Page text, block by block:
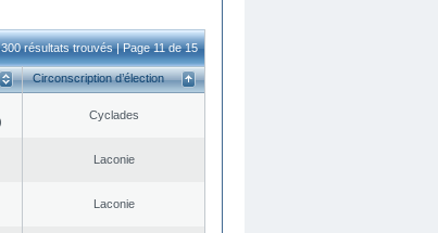
300 résultats trouvés | Page 11 de 15
Circonscription d’élection
Cyclades
Laconie
Laconie